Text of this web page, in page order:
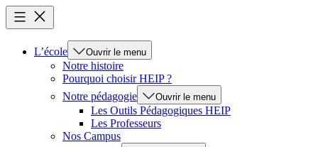
L’école Ouvrir le menu
Notre histoire
Pourquoi choisir HEIP ?
Notre pédagogie
Ouvrir le menu
Les Outils Pédagogiques HEIP
Les Professeurs
Nos Campus